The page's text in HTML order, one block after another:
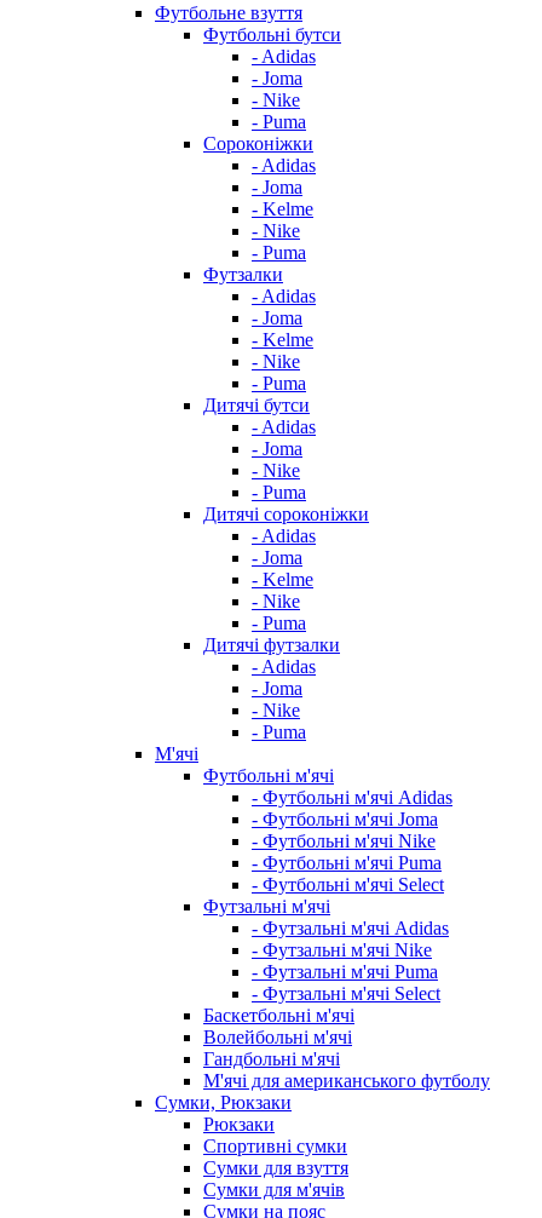
Футбольне взуття
Футбольні бутси
- Adidas
- Joma
- Nike
- Puma
Сороконіжки
- Adidas
- Joma
- Kelme
- Nike
- Puma
Футзалки
- Adidas
- Joma
- Kelme
- Nike
- Puma
Дитячі бутси
- Adidas
- Joma
- Nike
- Puma
Дитячі сороконіжки
- Adidas
- Joma
- Kelme
- Nike
- Puma
Дитячі футзалки
- Adidas
- Joma
- Nike
- Puma
М'ячі
Футбольні м'ячі
- Футбольні м'ячі Adidas
- Футбольні м'ячі Joma
- Футбольні м'ячі Nike
- Футбольні м'ячі Puma
- Футбольні м'ячі Select
Футзальні м'ячі
- Футзальні м'ячі Adidas
- Футзальні м'ячі Nike
- Футзальні м'ячі Puma
- Футзальні м'ячі Select
Баскетбольні м'ячі
Волейбольні м'ячі
Гандбольні м'ячі
М'ячі для американського футболу
Сумки, Рюкзаки
Рюкзаки
Спортивні сумки
Сумки для взуття
Сумки для м'ячів
Сумки на пояс